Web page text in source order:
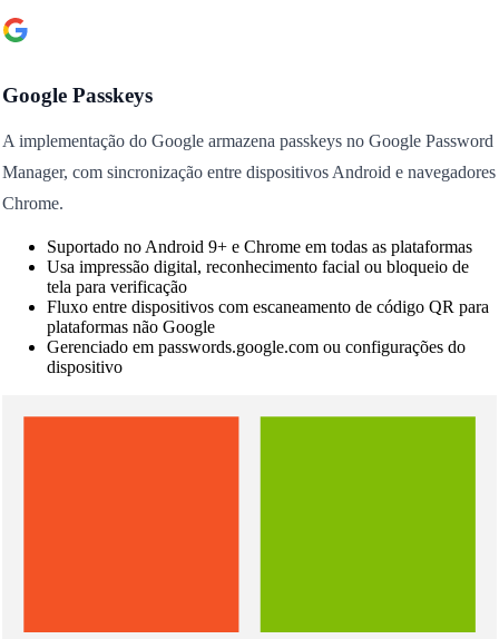
Google Passkeys
A implementação do Google armazena passkeys no Google Password
Manager, com sincronização entre dispositivos Android e navegadores
Chrome.
Suportado no Android 9+ e Chrome em todas as plataformas
Usa impressão digital, reconhecimento facial ou bloqueio de
tela para verificação
Fluxo entre dispositivos com escaneamento de código QR para
plataformas não Google
Gerenciado em passwords.google.com ou configurações do
dispositivo